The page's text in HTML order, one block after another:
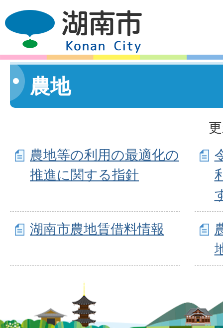
農地
農地等の利用の最適化の
推進に関する指針
湖南市農地賃借料情報